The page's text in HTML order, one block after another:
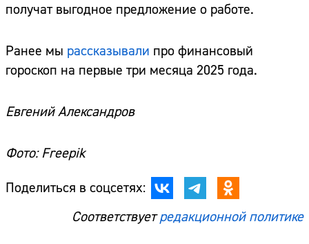
получат выгодное предложение о работе.
Ранее мы рассказывали про финансовый
гороскоп на первые три месяца 2025 года.
Евгений Александров
Фото: Freepik
Поделиться в соцсетях:
Соответствуетредакционной политике